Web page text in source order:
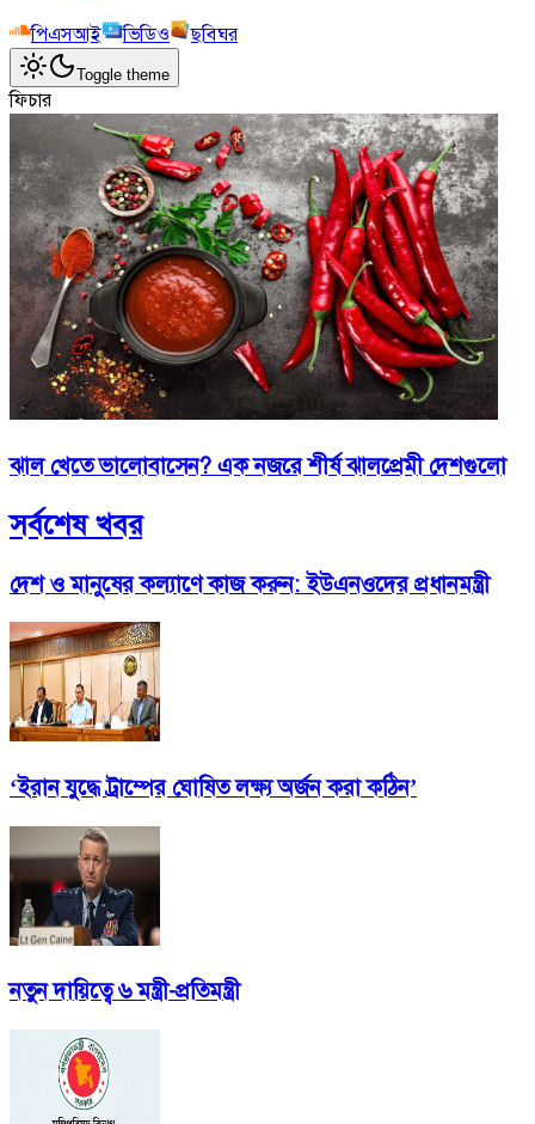
পিএসআই
ভিডিও ছবিঘর
Toggle theme
ফিচার
ঝাল খেতে ভালোবাসেন? এক নজরে শীর্ষ ঝালপ্রেমী দেশগুলো
সর্বশেষ খবর
দেশ ও মানুষের কল্যাণে কাজ করুন: ইউএনওদের প্রধানমন্ত্রী
‘ইরান যুদ্ধে ট্রাম্পের ঘোষিত লক্ষ্য অর্জন করা কঠিন’
নতুন দায়িত্বে ৬ মন্ত্রী-প্রতিমন্ত্রী